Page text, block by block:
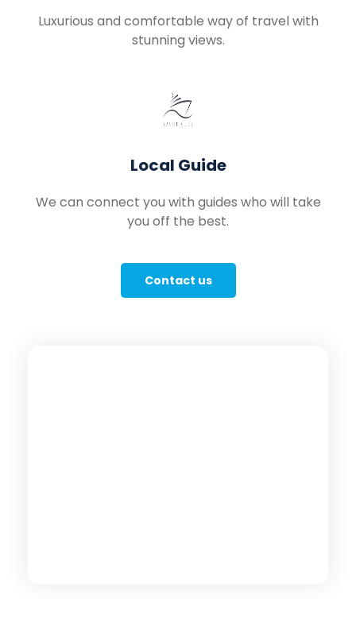
Luxurious and comfortable way of travel with
stunning views.
Local Guide
We can connect you with guides who will take
you off the best.
Contact us